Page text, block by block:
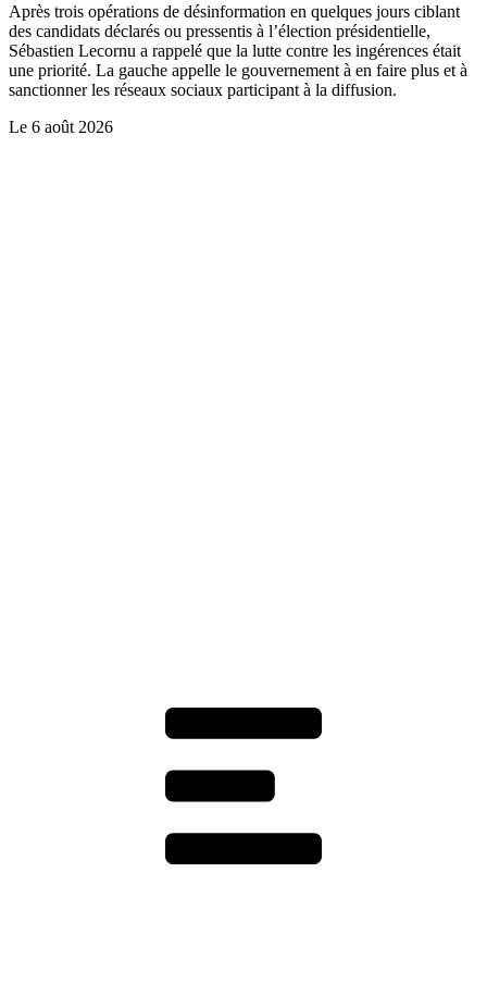
Après trois opérations de désinformation en quelques jours ciblant
des candidats déclarés ou pressentis à l’élection présidentielle,
Sébastien Lecornu a rappelé que la lutte contre les ingérences était
une priorité. La gauche appelle le gouvernement à en faire plus et à
sanctionner les réseaux sociaux participant à la diffusion.
Le 6 août 2026